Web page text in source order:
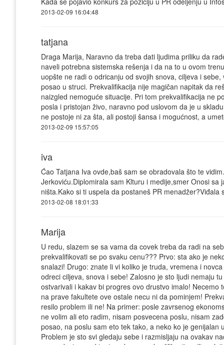
2013-02-09 16:04:48
tatjana
Draga Marija, Naravno da treba dati ljudima priliku da
naveli potrebna sistemska rešenja i da na to u ovom
uopšte ne radi o odricanju od svojih snova, ciljeva i
posao u struci. Prekvalifikacija nije magičan napitak da
naizgled nemoguće situacije. Pri tom prekvalifikacija ne
posla i pristojan živo, naravno pod uslovom da je u
ne postoje ni za šta, ali postoji šansa i mogućnost, a
2013-02-09 15:57:05
iva
Ćao Tatjana Iva ovde,baš sam se obradovala što te
Jerkoviću.Diplomirala sam Klturu i medije,smer Onosi
ništa.Kako si ti uspela da postaneš PR menadžer?Viđala
2013-02-08 18:01:33
Marija
U redu, slazem se sa vama da covek treba da radi na
prekvalifikovati se po svaku cenu??? Prvo: sta ako je
snalazi! Drugo: znate li vi koliko je truda, vremena i
odreci ciljeva, snova i sebe! Zalosno je sto ljudi nemaju
ostvarivali i kakav bi progres ovo drustvo imalo!
na prave fakultete ove ostale necu ni da pominjem!
resilo problem ili ne! Na primer: posle zavrsenog
ne volim ali eto radim, nisam posvecena poslu, nisam
posao, na poslu sam eto tek tako, a neko ko je
Problem je sto svi gledaju sebe i razmisljaju na ovakav